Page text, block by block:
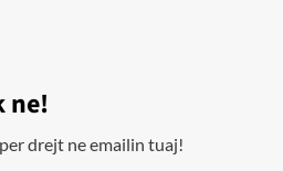
ne!
drejt ne emailin tuaj!